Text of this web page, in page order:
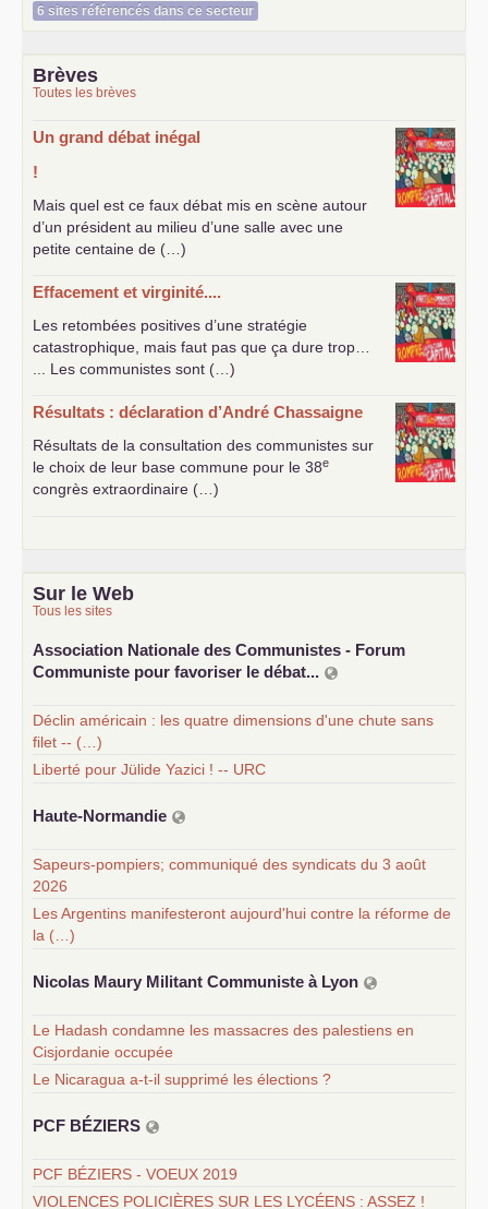
6 sites référencés dans ce secteur
Brèves
Toutes les brèves
Un grand débat inégal
!
Mais quel est ce faux débat mis en scène autour
d’un président au milieu d’une salle avec une
petite centaine de (…)
Effacement et virginité....
Les retombées positives d’une stratégie
catastrophique, mais faut pas que ça dure trop…
... Les communistes sont (…)
Résultats : déclaration d’André Chassaigne
Résultats de la consultation des communistes sur
le choix de leur base commune pour le 38e
congrès extraordinaire (…)
Sur le Web
Tous les sites
Association Nationale des Communistes - Forum
Communiste pour favoriser le débat...
Déclin américain : les quatre dimensions d'une chute sans
filet -- (…)
Liberté pour Jülide Yazici ! -- URC
Haute-Normandie
Sapeurs-pompiers; communiqué des syndicats du 3 août
2026
Les Argentins manifesteront aujourd'hui contre la réforme de
la (…)
Nicolas Maury Militant Communiste à Lyon
Le Hadash condamne les massacres des palestiens en
Cisjordanie occupée
Le Nicaragua a-t-il supprimé les élections ?
PCF BÉZIERS
PCF BÉZIERS - VOEUX 2019
VIOLENCES POLICIÈRES SUR LES LYCÉENS : ASSEZ !